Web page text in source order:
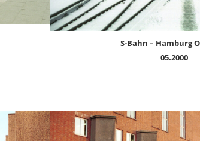
S-Bahn – Hamburg
05.2000